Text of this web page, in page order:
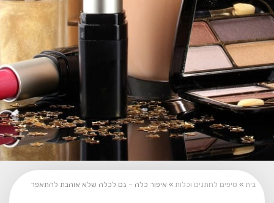
בית » טיפים לחתנים וכלות » איפור כלה – גם לכלה שלא אוהבת להתאפר